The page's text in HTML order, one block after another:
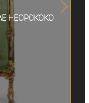
неорококо